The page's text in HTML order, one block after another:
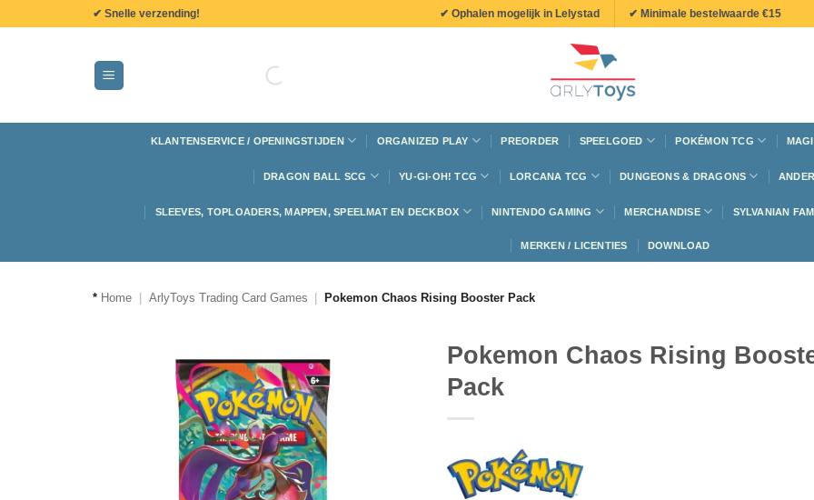
✔ Snelle verzending! ✔ Ophalen mogelijk in Lelystad ✔ Minimale bestelwaarde €15
KLANTENSERVICE / OPENINGSTIJDEN ORGANIZED PLAY PREORDER SPEELGOED POKÉMON TCG
DRAGON BALL SCG YU-GI-OH! TCG LORCANA TCG DUNGEONS & DRAGONS
SLEEVES, TOPLOADERS, MAPPEN, SPEELMAT EN DECKBOX NINTENDO GAMING MERCHANDISE SYLVANIAN
MERKEN / LICENTIES DOWNLOAD
* Home ArlyToys Trading Card Games Pokemon Chaos Rising Booster Pack
Pokemon Chaos Rising
Pack